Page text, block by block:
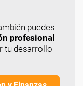
puedes
profesional
tu desarrollo